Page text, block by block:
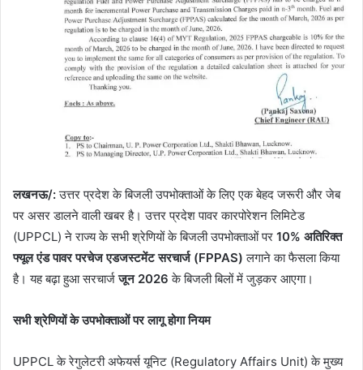
लखनऊ/:उत्तर प्रदेश के बिजली उपभोक्ताओं के लिए एक बेहद जरूरी और जेब
पर असर डालने वाली खबर है। उत्तर प्रदेश पावर कारपोरेशन लिमिटेड
(UPPCL) ने राज्य के सभी श्रेणियों के बिजली उपभोक्ताओं पर 10% अतिरिक्त
फ्यूल एंड पावर परचेज एडजस्टमेंट सरचार्ज (FPPAS) लगाने का फैसला किया
है। यह बढ़ा हुआ सरचार्जजून 2026 के बिजली बिलों में जुड़कर आएगा।
सभी श्रेणियों के उपभोक्ताओं पर लागू होगा नियम
​UPPCL के रेगुलेटरी अफेयर्स यूनिट (Regulatory Affairs Unit) के मुख्य